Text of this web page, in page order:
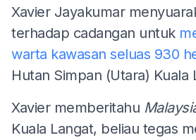
Xavier Jayakumar
terhadap cadangan untuk
warta kawasan seluas 930
Hutan Simpan (Utara) Kuala
Xavier memberitahu
Kuala Langat, beliau tegas